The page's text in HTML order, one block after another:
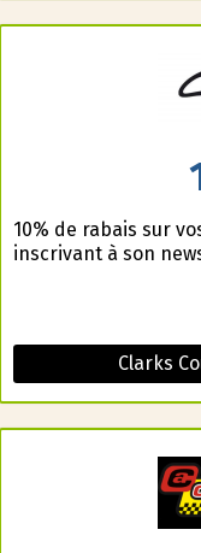
10% de rabais sur
inscrivant à son
Clarks